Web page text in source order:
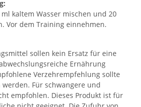
kaltem Wasser mischen und 20
Vor dem Training einnehmen.
sollen kein Ersatz für eine
Ernährung
Verzehrempfehlung sollte
Für schwangere und
empfohlen. Dieses Produkt ist für